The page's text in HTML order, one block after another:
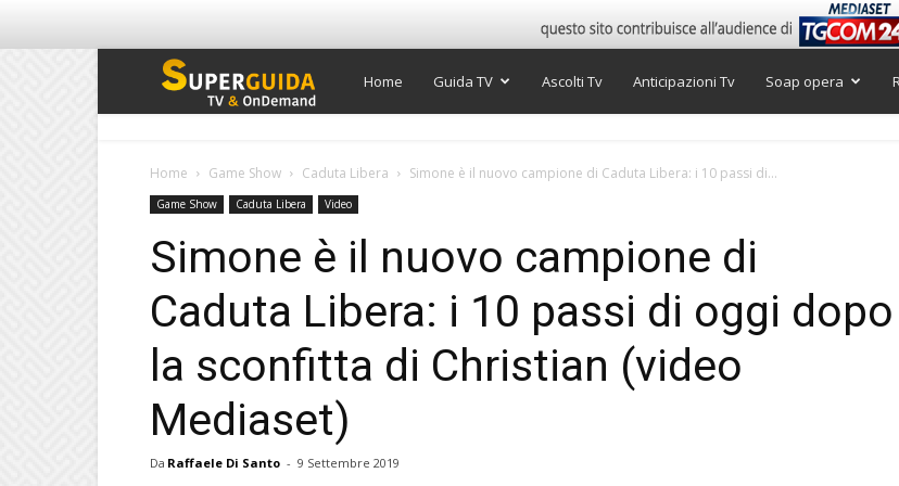
Super
TV
Home Guida TV Ascolti Tv Anticipazioni Tv Soap opera
Home Game Show Caduta Libera Simone è il nuovo campione di Caduta Libera: i 10 passi di...
Game Show Caduta Libera Video
Simone è il nuovo campione di
Caduta Libera: i 10 passi di oggi dopo
la sconfitta di Christian (video
Mediaset)
Da Raffaele Di Santo - 9 Settembre 2019